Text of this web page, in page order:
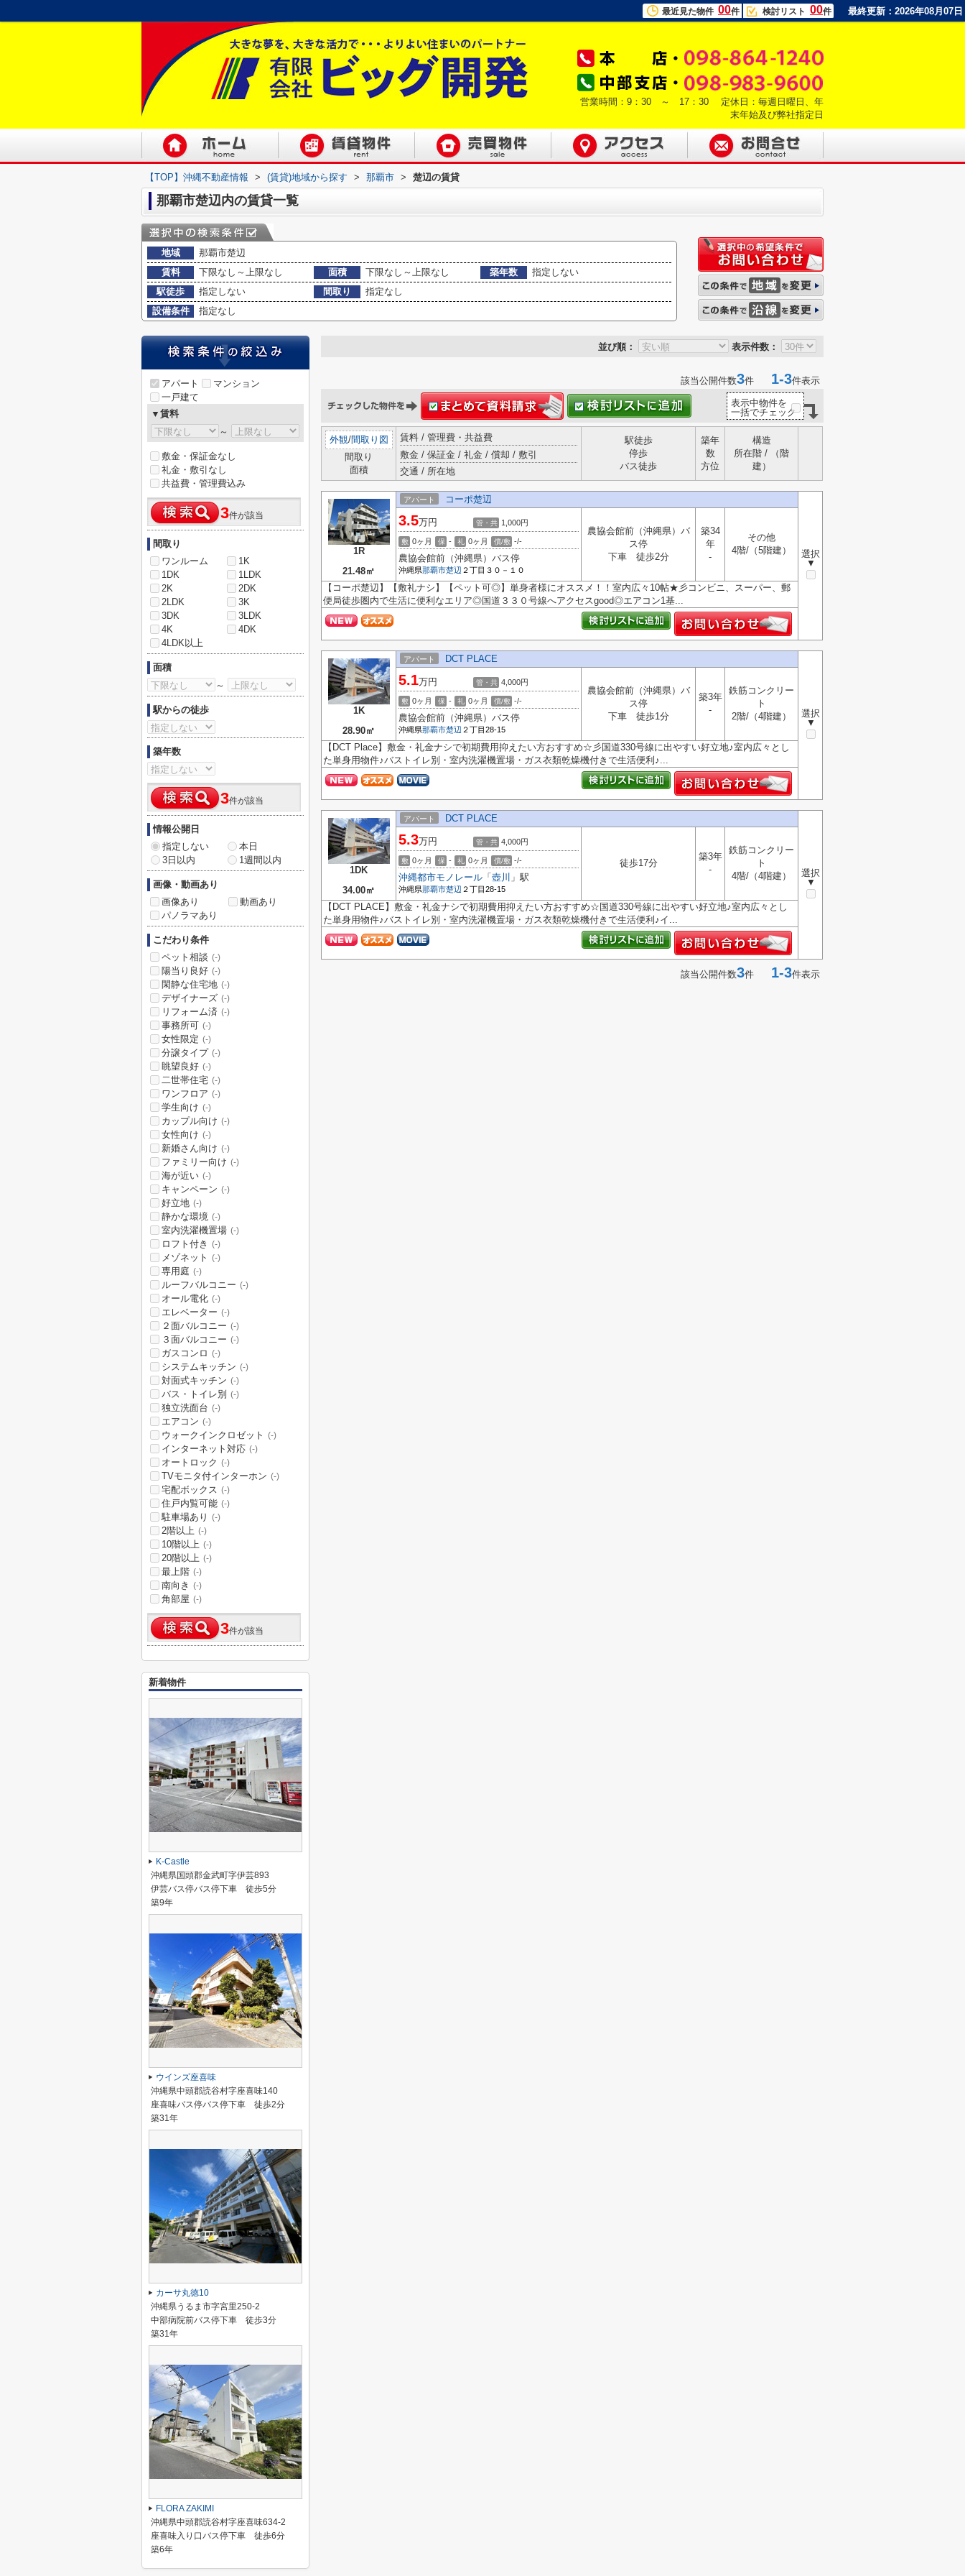
最近見た物件 00件 検討リスト 00件 最終更新：2026年08月07日
営業時間：9：30 ～ 17：30 定休日：毎週日曜日、年
末年始及び弊社指定日
【TOP】沖縄不動産情報 > (賃貸)地域から探す > 那覇市 > 楚辺の賃貸
那覇市楚辺内の賃貸一覧
地域
那覇市楚辺
賃料
下限なし～上限なし 面積 下限なし～上限なし 築年数
指定しない
駅徒歩
指定しない 間取り
指定なし
設備条件
指定なし
並び順： 表示件数：
該当公開件数3件 1-3件表示
表示中物件を
一括でチェック
外観/間取り図
間取り
面積
賃料 / 管理費・共益費
敷金 / 保証金 / 礼金 / 償却 / 敷引
交通 / 所在地
駅徒歩
停歩
バス徒歩
築年
数
方位
構造
所在階 / （階
建）
1R
21.48㎡
アパート コーポ楚辺
選択
▼
3.5万円 管・共 1,000円
敷 0ヶ月 保 - 礼 0ヶ月 償/敷 -/-
農協会館前（沖縄県）バス停
沖縄県那覇市楚辺 ２丁目３０－１０
農協会館前（沖縄県）バ
ス停
下車 徒歩2分
築34
年
-
その他
4階/（5階建）
【コーポ楚辺】【敷礼ナシ】【ペット可◎】単身者様にオススメ！！室内広々10帖★彡コンビニ、スーパー、郵
便局徒歩圏内で生活に便利なエリア◎国道３３０号線へアクセスgood◎エアコン1基...
1K
28.90㎡
アパート DCT PLACE
選択
▼
5.1万円 管・共 4,000円
敷 0ヶ月 保 - 礼 0ヶ月 償/敷 -/-
農協会館前（沖縄県）バス停
沖縄県那覇市楚辺 ２丁目28-15
農協会館前（沖縄県）バ
ス停
下車 徒歩1分
築3年
-
鉄筋コンクリー
ト
2階/（4階建）
【DCT Place】敷金・礼金ナシで初期費用抑えたい方おすすめ☆彡国道330号線に出やすい好立地♪室内広々とし
た単身用物件♪バストイレ別・室内洗濯機置場・ガス衣類乾燥機付きで生活便利♪...
1DK
34.00㎡
アパート DCT PLACE
選択
▼
5.3万円 管・共 4,000円
敷 0ヶ月 保 - 礼 0ヶ月 償/敷 -/-
沖縄都市モノレール 「 壺川 」駅
沖縄県那覇市楚辺 ２丁目28-15
徒歩17分
築3年
-
鉄筋コンクリー
ト
4階/（4階建）
【DCT PLACE】敷金・礼金ナシで初期費用抑えたい方おすすめ☆国道330号線に出やすい好立地♪室内広々とし
た単身用物件♪バストイレ別・室内洗濯機置場・ガス衣類乾燥機付きで生活便利♪イ...
該当公開件数3件 1-3件表示
アパート
マンション
一戸建て
▼賃料
～
敷金・保証金なし
礼金・敷引なし
共益費・管理費込み
3件が該当
間取り
ワンルーム
1K
1DK
1LDK
2K
2DK
2LDK
3K
3DK
3LDK
4K
4DK
4LDK以上
面積
～
駅からの徒歩
築年数
3件が該当
情報公開日
指定しない
本日
3日以内
1週間以内
画像・動画あり
画像あり
動画あり
パノラマあり
こだわり条件
ペット相談 (-)
陽当り良好 (-)
閑静な住宅地 (-)
デザイナーズ (-)
リフォーム済 (-)
事務所可 (-)
女性限定 (-)
分譲タイプ (-)
眺望良好 (-)
二世帯住宅 (-)
ワンフロア (-)
学生向け (-)
カップル向け (-)
女性向け (-)
新婚さん向け (-)
ファミリー向け (-)
海が近い (-)
キャンペーン (-)
好立地 (-)
静かな環境 (-)
室内洗濯機置場 (-)
ロフト付き (-)
メゾネット (-)
専用庭 (-)
ルーフバルコニー (-)
オール電化 (-)
エレベーター (-)
２面バルコニー (-)
３面バルコニー (-)
ガスコンロ (-)
システムキッチン (-)
対面式キッチン (-)
バス・トイレ別 (-)
独立洗面台 (-)
エアコン (-)
ウォークインクロゼット (-)
インターネット対応 (-)
オートロック (-)
TVモニタ付インターホン (-)
宅配ボックス (-)
住戸内覧可能 (-)
駐車場あり (-)
2階以上 (-)
10階以上 (-)
20階以上 (-)
最上階 (-)
南向き (-)
角部屋 (-)
3件が該当
新着物件
K-Castle
沖縄県国頭郡金武町字伊芸893
伊芸バス停バス停下車 徒歩5分
築9年
ウインズ座喜味
沖縄県中頭郡読谷村字座喜味140
座喜味バス停バス停下車 徒歩2分
築31年
カーサ丸徳10
沖縄県うるま市字宮里250-2
中部病院前バス停下車 徒歩3分
築31年
FLORA ZAKIMI
沖縄県中頭郡読谷村字座喜味634-2
座喜味入り口バス停下車 徒歩6分
築6年